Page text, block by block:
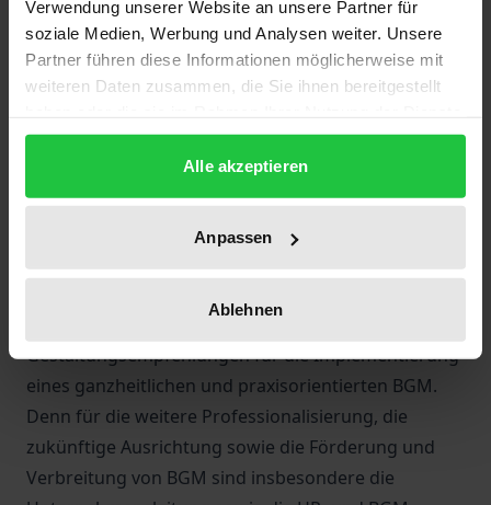
Verwendung unserer Website an unsere Partner für
soziale Medien, Werbung und Analysen weiter. Unsere
Partner führen diese Informationen möglicherweise mit
weiteren Daten zusammen, die Sie ihnen bereitgestellt
gesammelt haben.
Alle akzeptieren
Anpassen
Ablehnen
Arbeitskräfte. An dieser Stelle kann das Betriebliche
Gesundheitsmanagement (BGM) präventiv
eingreifen. Ziel ist die Erhaltung und Förderung von
Betrieben, was sich neben der Lebensqualität auch
finanziell auswirken kann. Dr. Regine Buri-Moser
wertet in einer qualitativen Studie die eingesetzten
Konzepte und Massnahmen im BGM in 34 Schweizer
Gestaltungsempfehlungen für die Implementierung
eines ganzheitlichen und praxisorientierten BGM.
Denn für die weitere Professionalisierung, die
zukünftige Ausrichtung sowie die Förderung und
Verbreitung von BGM sind insbesondere die